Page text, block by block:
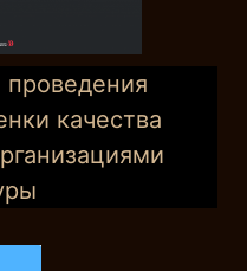
качества